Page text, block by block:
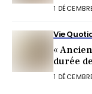
1
Vie
«
durée
1